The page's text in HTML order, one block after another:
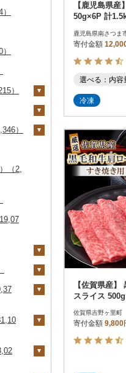
）
品
）
ーツ
）
）
）
）
）
）
）
）
（6,
（2,
98
））
【鹿児島県
50g×6P 計
鹿児島県南さつま
寄付金額
選べる：内容
冷凍
【佐賀県産
スライス
佐賀県吉野ヶ里町
寄付金額 9,800